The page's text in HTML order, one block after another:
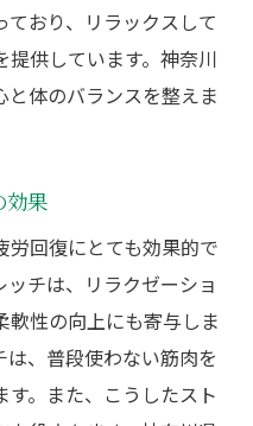
おり、リラックスして
供しています。神奈川
体のバランスを整えま
効果
労回復にとても効果的で
チは、リラクゼーショ
軟性の向上にも寄与しま
、普段使わない筋肉を
。また、こうしたスト